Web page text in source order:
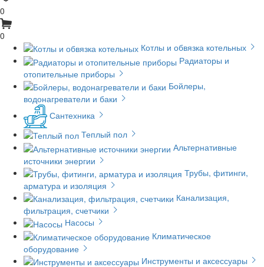
0
0
Котлы и обвязка котельных
Радиаторы и
отопительные приборы
Бойлеры,
водонагреватели и баки
Сантехника
Теплый пол
Альтернативные
источники энергии
Трубы, фитинги,
арматура и изоляция
Канализация,
фильтрация, счетчики
Насосы
Климатическое
оборудование
Инструменты и аксессуары